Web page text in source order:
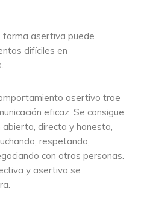
forma asertiva puede
difíciles en
asertivo trae
eficaz. Se consigue
abierta, directa y honesta,
respetando,
con otras personas.
y asertiva se